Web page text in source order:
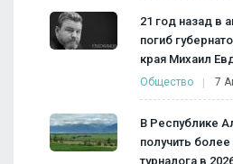
21 год назад в
погиб
края Михаил
Общество 7
В Республике
получить
турналога в